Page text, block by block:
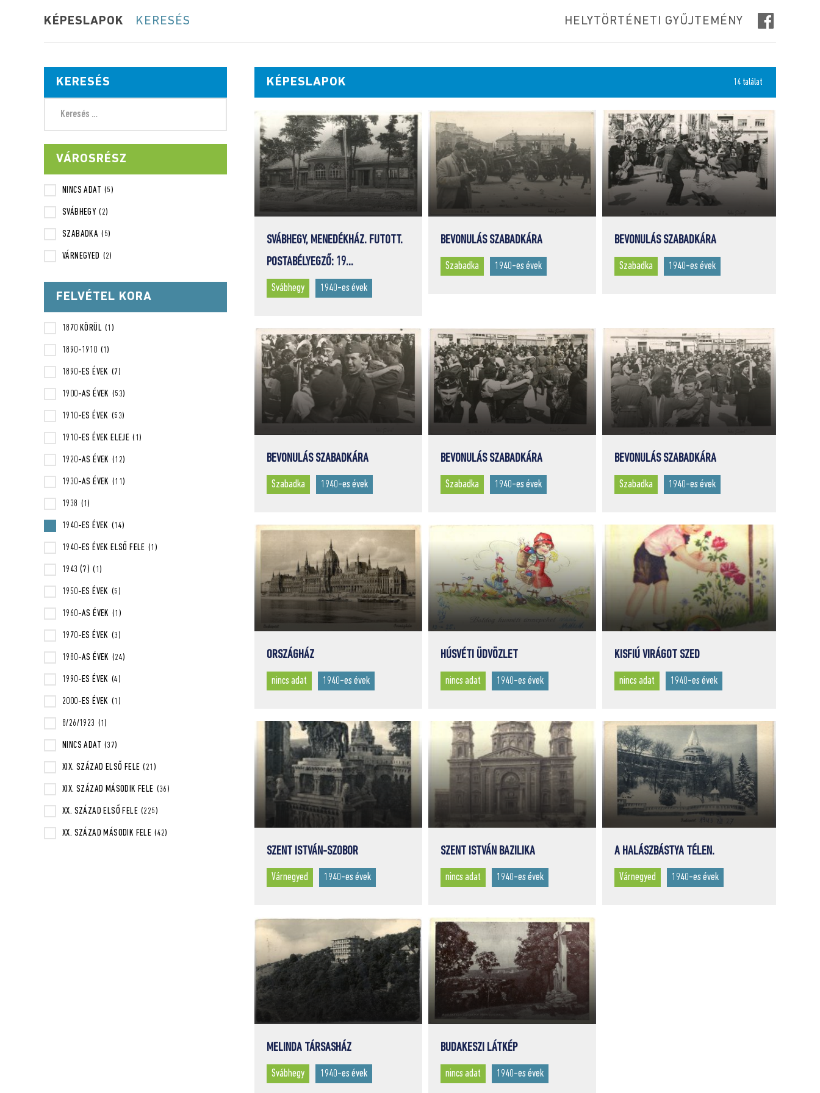
KÉPESLAPOK KERESÉS HELYTÖRTÉNETI GYŰJTEMÉNY
KERESÉS
VÁROSRÉSZ
NINCS ADAT (5)
SVÁBHEGY (2)
SZABADKA (5)
VÁRNEGYED (2)
FELVÉTEL KORA
1870 KÖRÜL (1)
1890-1910 (1)
1890-ES ÉVEK (7)
1900-AS ÉVEK (53)
1910-ES ÉVEK (53)
1910-ES ÉVEK ELEJE (1)
1920-AS ÉVEK (12)
1930-AS ÉVEK (11)
1938 (1)
1940-ES ÉVEK (14)
1940-ES ÉVEK ELSŐ FELE (1)
1943 (?) (1)
1950-ES ÉVEK (5)
1960-AS ÉVEK (1)
1970-ES ÉVEK (3)
1980-AS ÉVEK (24)
1990-ES ÉVEK (4)
2000-ES ÉVEK (1)
8/26/1923 (1)
NINCS ADAT (37)
XIX. SZÁZAD ELSŐ FELE (21)
XIX. SZÁZAD MÁSODIK FELE (36)
XX. SZÁZAD ELSŐ FELE (225)
XX. SZÁZAD MÁSODIK FELE (42)
KÉPESLAPOK 14 találat
SVÁBHEGY, MENEDÉKHÁZ. FUTOTT.
POSTABÉLYEGZŐ: 19...
Svábhegy 1940-es évek
BEVONULÁS SZABADKÁRA
Szabadka 1940-es évek
BEVONULÁS SZABADKÁRA
Szabadka 1940-es évek
BEVONULÁS SZABADKÁRA
Szabadka 1940-es évek
BEVONULÁS SZABADKÁRA
Szabadka 1940-es évek
BEVONULÁS SZABADKÁRA
Szabadka 1940-es évek
ORSZÁGHÁZ
nincs adat 1940-es évek
HÚSVÉTI ÜDVÖZLET
nincs adat 1940-es évek
KISFIÚ VIRÁGOT SZED
nincs adat 1940-es évek
SZENT ISTVÁN-SZOBOR
Várnegyed 1940-es évek
SZENT ISTVÁN BAZILIKA
nincs adat 1940-es évek
A HALÁSZBÁSTYA TÉLEN.
Várnegyed 1940-es évek
MELINDA TÁRSASHÁZ
Svábhegy 1940-es évek
BUDAKESZI LÁTKÉP
nincs adat 1940-es évek